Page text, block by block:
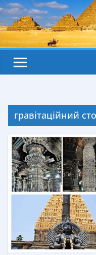
гравітаційний